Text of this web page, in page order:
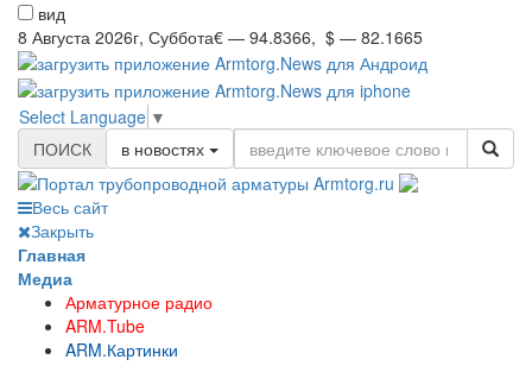
вид
8 Августа 2026г, Суббота€ — 94.8366, $ — 82.1665
Select Language ▼
ПОИСК
в новостях
Весь сайт
Закрыть
Главная
Медиа
Арматурное радио
ARM.Tube
ARM.Картинки